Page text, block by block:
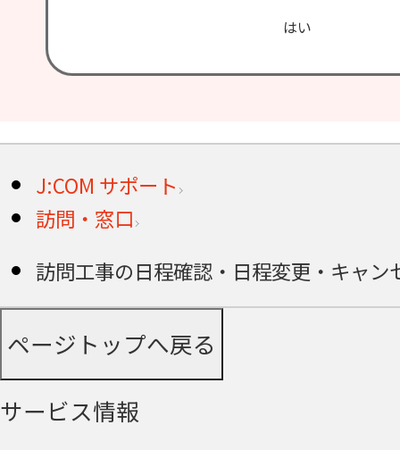
はい
J:COM サポート
訪問・窓口
訪問工事の日程確認・日程変更・キャン
ページトップへ戻る
サービス情報